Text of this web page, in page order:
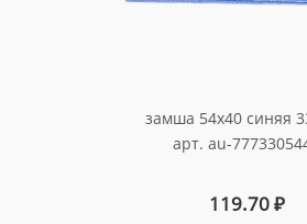
замша 54х40 синяя
арт. au-
119.70₽